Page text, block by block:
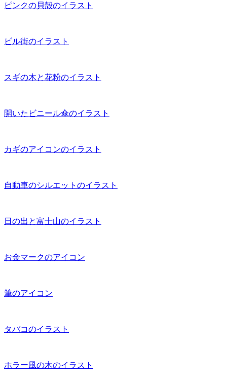
ピンクの貝殻のイラスト
ビル街のイラスト
スギの木と花粉のイラスト
開いたビニール傘のイラスト
カギのアイコンのイラスト
自動車のシルエットのイラスト
日の出と富士山のイラスト
お金マークのアイコン
筆のアイコン
タバコのイラスト
ホラー風の木のイラスト